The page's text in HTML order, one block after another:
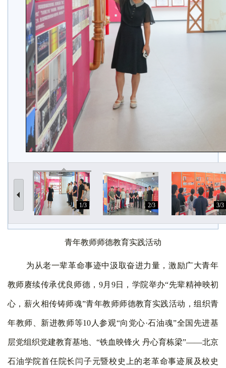
1/3 2/3 3/3
青年教师师德教育实践活动
为从老一辈革命事迹中汲取奋进力量，激励广大青年
教师赓续传承优良师德， 9月 9日，学院举办“先辈精神映初
心，薪火相传铸师魂”青年教师师德教育实践活动，组织青
年教师、新进教师等10 人参观“向党心·石油魂”全国先进基
层党组织党建教育基地、“铁血映锋火 丹心育栋梁”——北京
石油学院首任院长闫子元暨校史上的老革命事迹展及校史